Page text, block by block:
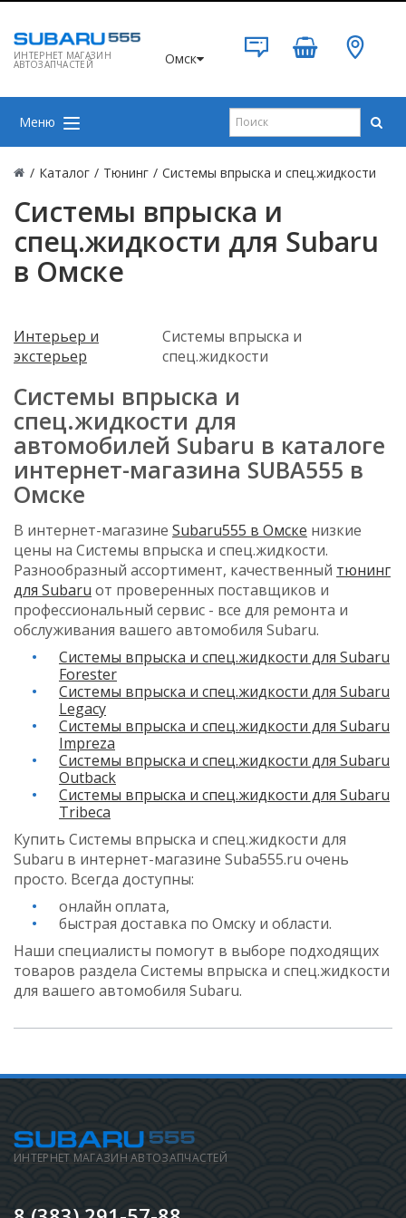
ИНТЕРНЕТ МАГАЗИН
АВТОЗАПЧАСТЕЙ Омск
Меню
/ Каталог / Тюнинг / Системы впрыска и спец.жидкости
Системы впрыска и
спец.жидкости для Subaru
в Омске
Интерьер и
экстерьер
Системы впрыска и
спец.жидкости
Системы впрыска и
спец.жидкости для
автомобилей Subaru в каталоге
интернет-магазина SUBA555 в
Омске
В интернет-магазине Subaru555 в Омске низкие
цены на Системы впрыска и спец.жидкости.
Разнообразный ассортимент, качественный тюнинг
для Subaru от проверенных поставщиков и
профессиональный сервис - все для ремонта и
обслуживания вашего автомобиля Subaru.
Системы впрыска и спец.жидкости для Subaru
Forester
Системы впрыска и спец.жидкости для Subaru
Legacy
Системы впрыска и спец.жидкости для Subaru
Impreza
Системы впрыска и спец.жидкости для Subaru
Outback
Системы впрыска и спец.жидкости для Subaru
Tribeca
Купить Системы впрыска и спец.жидкости для
Subaru в интернет-магазине Suba555.ru очень
просто. Всегда доступны:
онлайн оплата,
быстрая доставка по Омску и области.
Наши специалисты помогут в выборе подходящих
товаров раздела Системы впрыска и спец.жидкости
для вашего автомобиля Subaru.
ИНТЕРНЕТ МАГАЗИН АВТОЗАПЧАСТЕЙ